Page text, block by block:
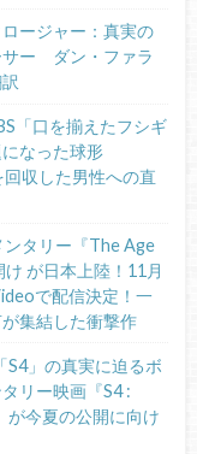
ージャー：真実の
サー ダン・ファラ
「口を揃えたフシギ
なった球形
収した男性への直
ンタリー『The Age
が日本上陸！11月
で配信決定！一
集結した衝撃作
S4」の真実に迫るボ
リー映画『S4 :
が今夏の公開に向け